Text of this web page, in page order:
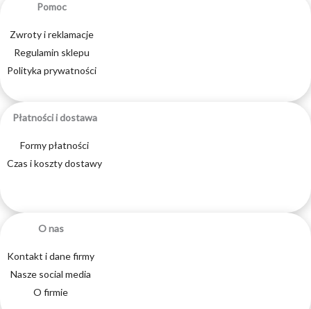
Pomoc
Zwroty i reklamacje
Regulamin sklepu
Polityka prywatności
Płatności i dostawa
Formy płatności
Czas i koszty dostawy
O nas
Kontakt i dane firmy
Nasze social media
O firmie